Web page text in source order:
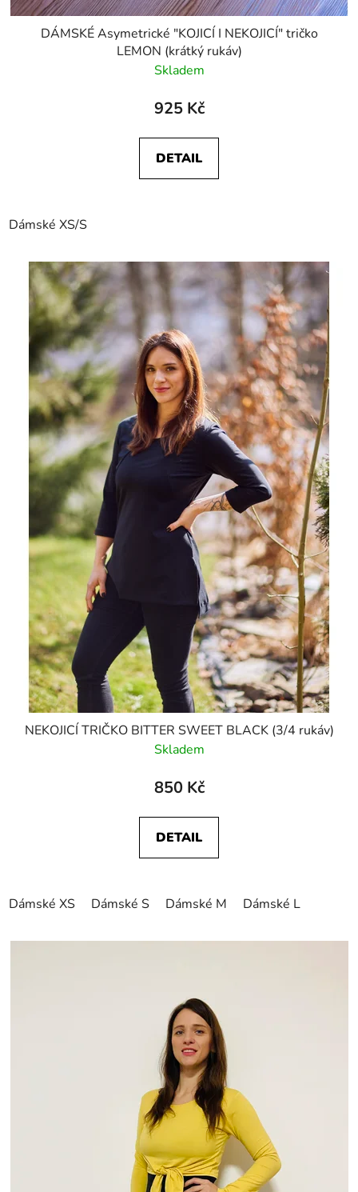
DÁMSKÉ Asymetrické "KOJICÍ I NEKOJICÍ" tričko
LEMON (krátký rukáv)
Skladem
925 Kč
DETAIL
Dámské XS/S
NEKOJICÍ TRIČKO BITTER SWEET BLACK (3/4 rukáv)
Skladem
850 Kč
DETAIL
Dámské XS Dámské S Dámské M Dámské L